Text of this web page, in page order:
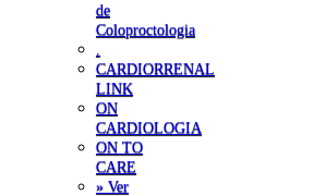
de
Coloproctologia
CARDIORRENAL
LINK
ON
CARDIOLOGIA
ON TO
CARE
» Ver